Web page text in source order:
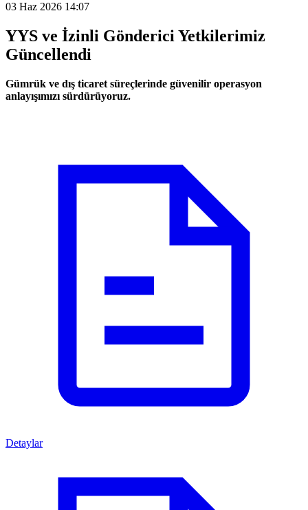
03 Haz 2026 14:07
YYS ve İzinli Gönderici Yetkilerimiz
Güncellendi
Gümrük ve dış ticaret süreçlerinde güvenilir operasyon
anlayışımızı sürdürüyoruz.
Detaylar